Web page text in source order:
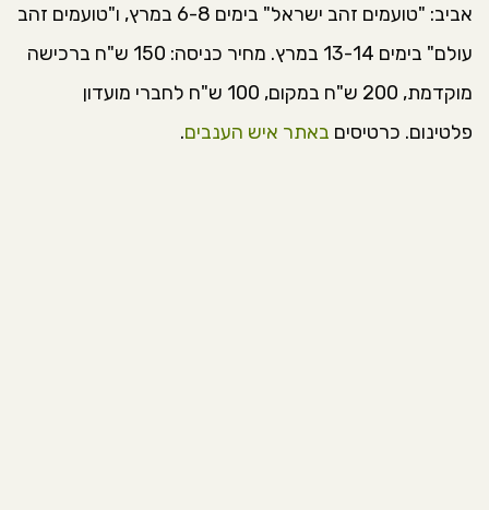
אביב: "טועמים זהב ישראל" בימים 6-8 במרץ, ו"טועמים זהב
עולם" בימים 13-14 במרץ. מחיר כניסה: 150 ש"ח ברכישה
מוקדמת, 200 ש"ח במקום, 100 ש"ח לחברי מועדון
פלטינום. כרטיסים באתר איש הענבים.